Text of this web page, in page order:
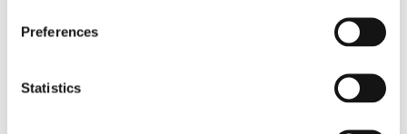
Preferences
Statistics
Finns det el 16/32 amp i närheten så är det toppen. Om inte så tar vi
med vårt elverk (som låter som en mindre gräsklippare och brukar